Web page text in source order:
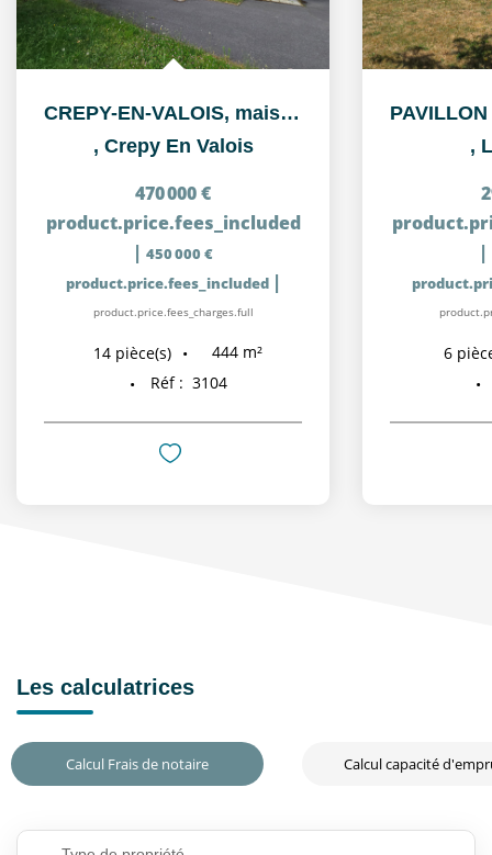
CREPY-EN-VALOIS, maison de Maître située près de la gare et...
, Crepy En Valois
470 000 €
product.price.fees_included
| 450 000 €
product.price.fees_included |
product.price.fees_charges.full
14 pièce(s) 444 m²
Réf : 3104
,
|
6
Les calculatrices
Calcul Frais de notaire Calcul capacité